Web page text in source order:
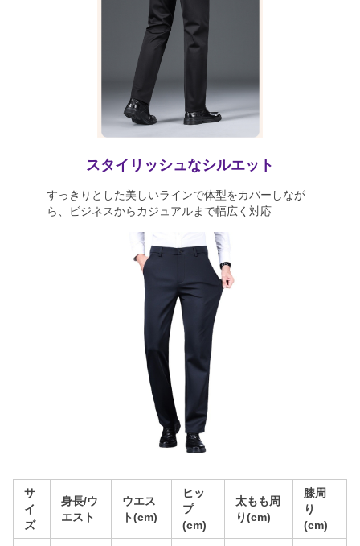
スタイリッシュなシルエット
すっきりとした美しいラインで体型をカバーしなが
ら、ビジネスからカジュアルまで幅広く対応
サ
イ
ズ
身長/ウ
エスト
ウエス
ト(cm)
ヒッ
プ
(cm)
太もも周
り(cm)
膝周
り
(cm)